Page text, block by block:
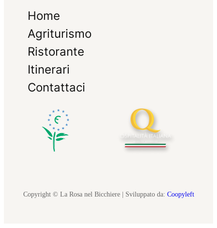
Home
Agriturismo
Ristorante
Itinerari
Contattaci
Copyright © La Rosa nel Bicchiere | Sviluppato da: Coopyleft